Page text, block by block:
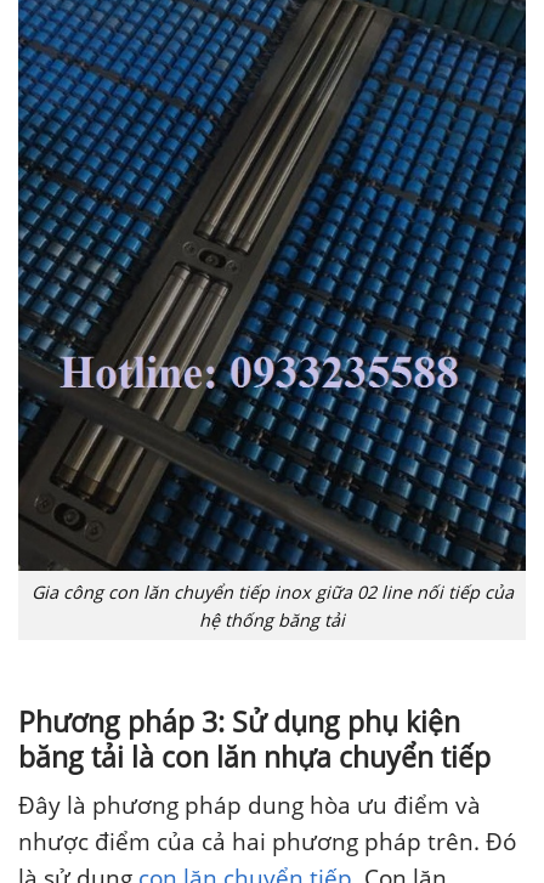
Gia công con lăn chuyển tiếp inox giữa 02 line nối tiếp của
hệ thống băng tải
Phương pháp 3: Sử dụng phụ kiện
băng tải là con lăn nhựa chuyển tiếp
Đây là phương pháp dung hòa ưu điểm và
nhược điểm của cả hai phương pháp trên. Đó